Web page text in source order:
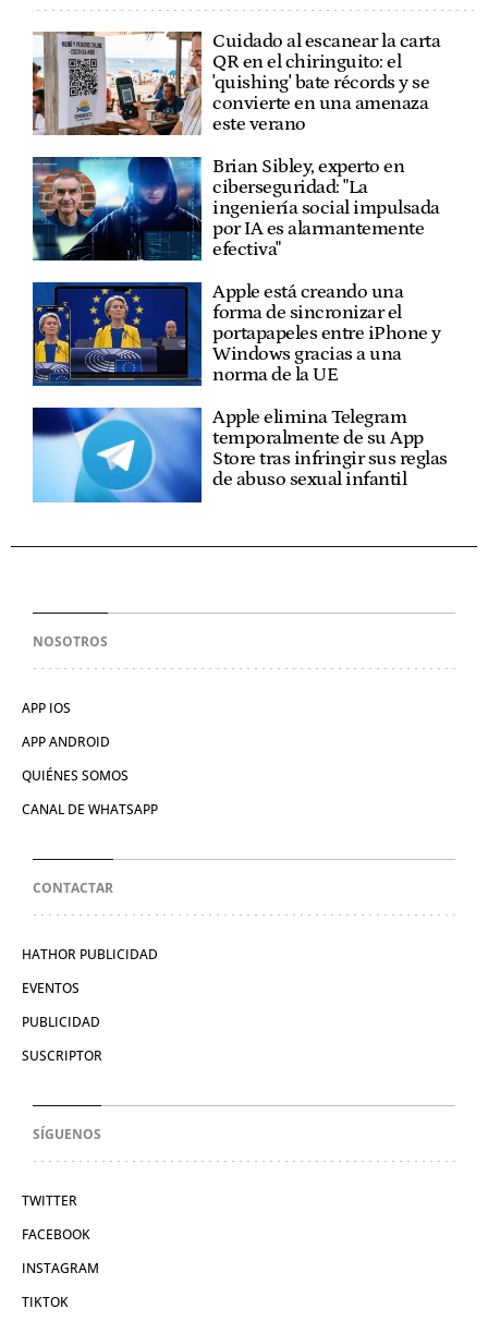
Cuidado al escanear la carta
QR en el chiringuito: el
'quishing' bate récords y se
convierte en una amenaza
este verano
Brian Sibley, experto en
ciberseguridad: "La
ingeniería social impulsada
por IA es alarmantemente
efectiva"
Apple está creando una
forma de sincronizar el
portapapeles entre iPhone y
Windows gracias a una
norma de la UE
Apple elimina Telegram
temporalmente de su App
Store tras infringir sus reglas
de abuso sexual infantil
NOSOTROS
APP IOS
APP ANDROID
QUIÉNES SOMOS
CANAL DE WHATSAPP
CONTACTAR
HATHOR PUBLICIDAD
EVENTOS
PUBLICIDAD
SUSCRIPTOR
SÍGUENOS
TWITTER
FACEBOOK
INSTAGRAM
TIKTOK